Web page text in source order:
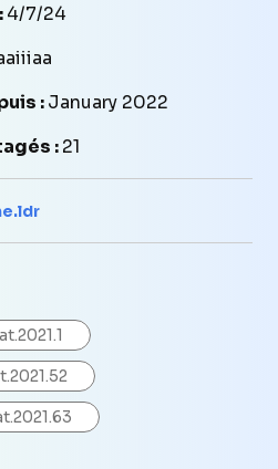
4/7/24
:January 2022
:21